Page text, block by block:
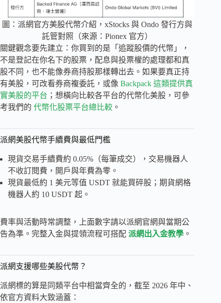
圖：派網官方美股代幣介紹，xStocks 與 Ondo 發行方與
託管對照（來源：Pionex 官方）
關鍵觀念要先建立：你買到的是「追蹤股價的代幣」，
不是登記在你名下的股票，配息與投票權的處理都和真
股不同，也不能像券商持股那樣轉出去。如果要真正持
有美股，可改看券商複委託，或像 Backpack 這類提供真
實美股的平台 ；想橫向比較各平台的代幣化美股，可參
考我們的 代幣化股票平台總比較 。
派網美股代幣手續費與最低門檻
現貨交易手續費約 0.05%（每筆成交），交易機器人
不收訂閱費，開戶與年費為零。
現貨最低約 1 美元等值 USDT 就能買碎股；期貨網格
機器人約 10 USDT 起。
費率與活動時常調整，上面數字請以派網官網與當期公
告為準。完整入金與提領流程可搭配 派網出入金教學 。
派網支援哪些美股代幣？
派網標的算是同類平台中相當齊全的，截至 2026 年中、
依官方資料大致涵蓋：